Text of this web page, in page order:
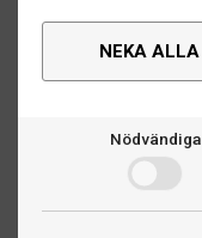
NEKA ALLA
Nödvändiga